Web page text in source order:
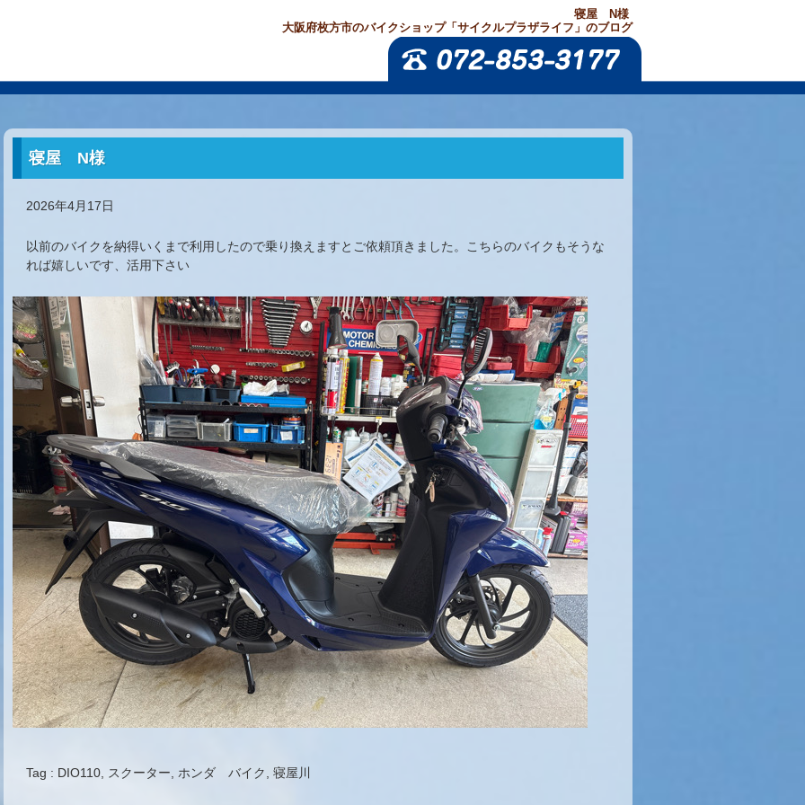
寝屋 N様
大阪府枚方市のバイクショップ「サイクルプラザライフ」のブログ
寝屋 N様
2026年4月17日
以前のバイクを納得いくまで利用したので乗り換えますとご依頼頂きました。こちらのバイクもそうな
れば嬉しいです、活用下さい
Tag : DIO110, スクーター ホンダ バイク 寝屋川